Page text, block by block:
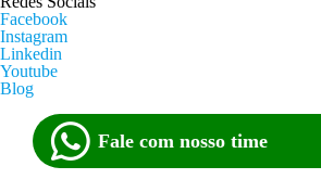
Facebook
Instagram
Linkedin
Youtube
Blog
Fale com nosso time